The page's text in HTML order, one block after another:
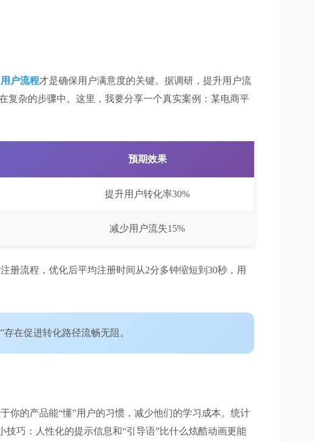
用户流程才是确保用户满意度的关键。据调研，提升用户流
复杂的步骤中。这里，我要分享一个真实案例：某电商平
预期效果
提升用户转化率30%
减少用户流失15%
册流程，优化后平均注册时间从2分多钟缩短到30秒，用
在促进转化路径流畅无阻。
你的产品能“懂”用户的习惯，减少他们的学习成本。统计
巧：人性化的提示信息和“引导语”比什么炫酷动画更能